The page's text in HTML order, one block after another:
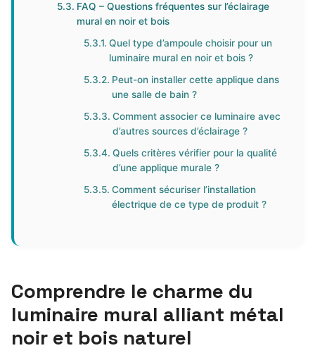
FAQ – Questions fréquentes sur l’éclairage
mural en noir et bois
Quel type d’ampoule choisir pour un
luminaire mural en noir et bois ?
Peut-on installer cette applique dans
une salle de bain ?
Comment associer ce luminaire avec
d’autres sources d’éclairage ?
Quels critères vérifier pour la qualité
d’une applique murale ?
Comment sécuriser l’installation
électrique de ce type de produit ?
Comprendre le charme du
luminaire mural alliant métal
noir et bois naturel